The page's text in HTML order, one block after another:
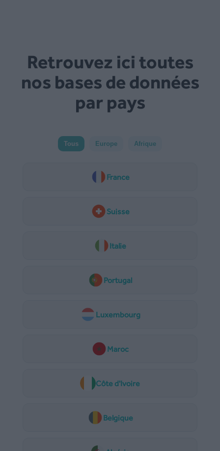
Retrouvez ici toutes
nos bases de données
par pays
Tous Europe Afrique
France
Suisse
Italie
Portugal
Luxembourg
Maroc
Côte d'Ivoire
Belgique